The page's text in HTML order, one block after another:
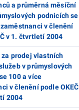
a průměrná měsíční
podnicích se
v členění
v 1. čtvrtletí 2004
za prodej vlastních
v průmyslových
100 a více
v členění podle OKEČ
2004